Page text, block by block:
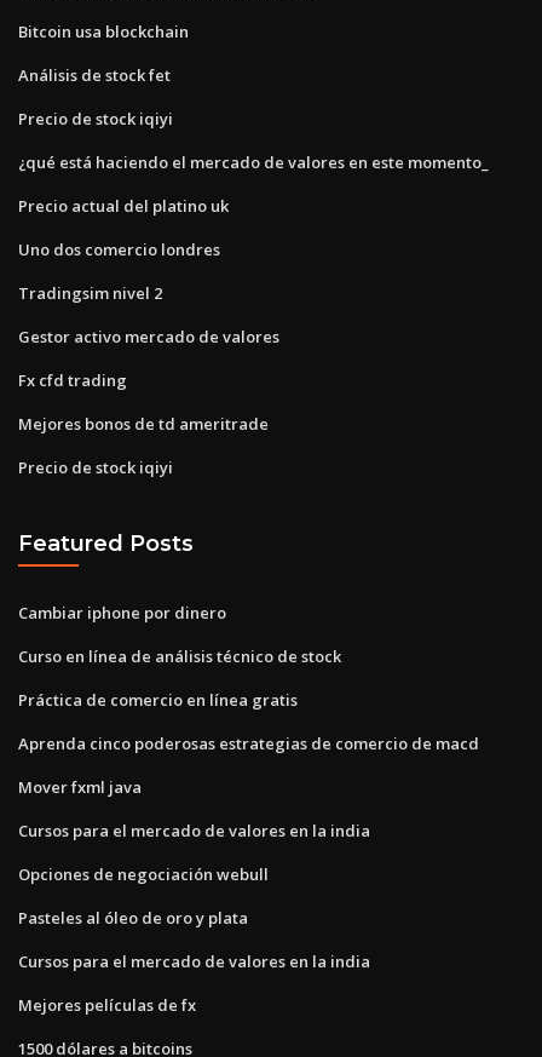
Bitcoin usa blockchain
Análisis de stock fet
Precio de stock iqiyi
¿qué está haciendo el mercado de valores en este momento_
Precio actual del platino uk
Uno dos comercio londres
Tradingsim nivel 2
Gestor activo mercado de valores
Fx cfd trading
Mejores bonos de td ameritrade
Precio de stock iqiyi
Featured Posts
Cambiar iphone por dinero
Curso en línea de análisis técnico de stock
Práctica de comercio en línea gratis
Aprenda cinco poderosas estrategias de comercio de macd
Mover fxml java
Cursos para el mercado de valores en la india
Opciones de negociación webull
Pasteles al óleo de oro y plata
Cursos para el mercado de valores en la india
Mejores películas de fx
1500 dólares a bitcoins